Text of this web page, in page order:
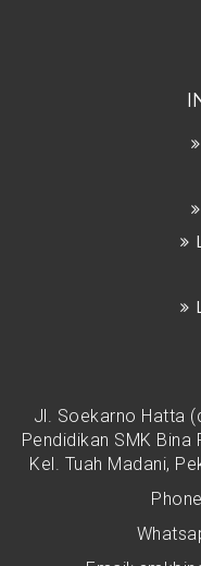
Jl. Soekarno Hatta
Pendidikan SMK
Kel. Tuah Madani,